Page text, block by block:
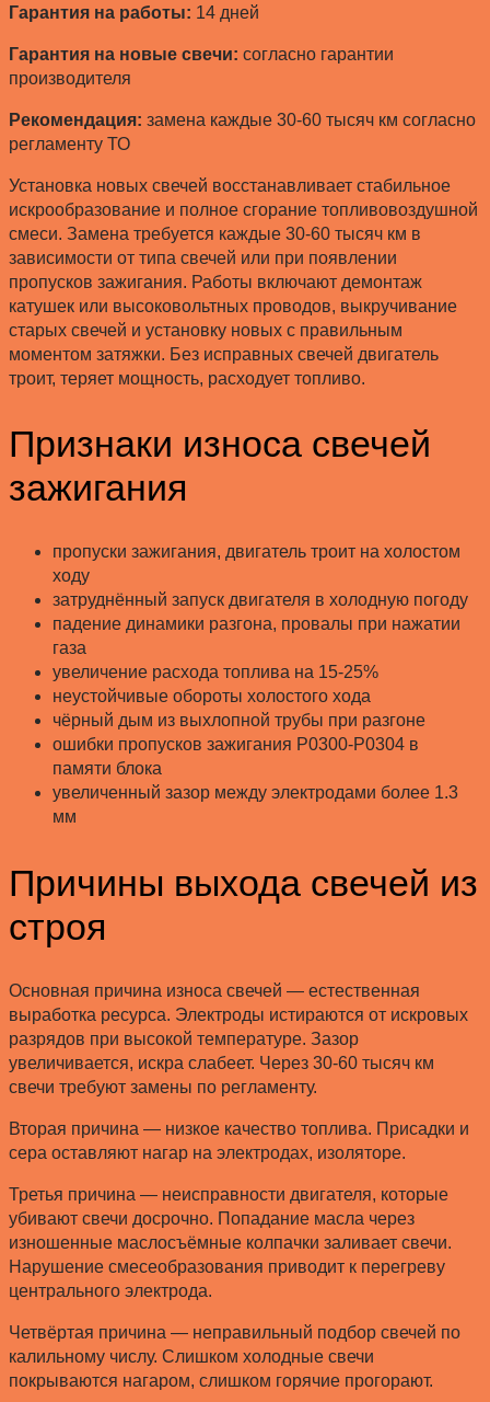
Гарантия на работы: 14 дней
Гарантия на новые свечи: согласно гарантии
производителя
Рекомендация: замена каждые 30-60 тысяч км согласно
регламенту ТО
Установка новых свечей восстанавливает стабильное
искрообразование и полное сгорание топливовоздушной
смеси. Замена требуется каждые 30-60 тысяч км в
зависимости от типа свечей или при появлении
пропусков зажигания. Работы включают демонтаж
катушек или высоковольтных проводов, выкручивание
старых свечей и установку новых с правильным
моментом затяжки. Без исправных свечей двигатель
троит, теряет мощность, расходует топливо.
Признаки износа свечей
зажигания
пропуски зажигания, двигатель троит на холостом
ходу
затруднённый запуск двигателя в холодную погоду
падение динамики разгона, провалы при нажатии
газа
увеличение расхода топлива на 15-25%
неустойчивые обороты холостого хода
чёрный дым из выхлопной трубы при разгоне
ошибки пропусков зажигания P0300-P0304 в
памяти блока
увеличенный зазор между электродами более 1.3
мм
Причины выхода свечей из
строя
Основная причина износа свечей — естественная
выработка ресурса. Электроды истираются от искровых
разрядов при высокой температуре. Зазор
увеличивается, искра слабеет. Через 30-60 тысяч км
свечи требуют замены по регламенту.
Вторая причина — низкое качество топлива. Присадки и
сера оставляют нагар на электродах, изоляторе.
Третья причина — неисправности двигателя, которые
убивают свечи досрочно. Попадание масла через
изношенные маслосъёмные колпачки заливает свечи.
Нарушение смесеобразования приводит к перегреву
центрального электрода.
Четвёртая причина — неправильный подбор свечей по
калильному числу. Слишком холодные свечи
покрываются нагаром, слишком горячие прогорают.